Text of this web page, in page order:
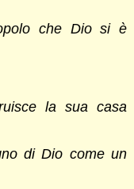
che Dio si è
la sua casa
di Dio come un